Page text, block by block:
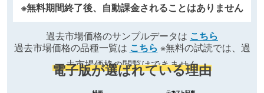
※無料期間終了後、自動課金されることはありません
過去市場価格のサンプルデータは こちら
過去市場価格の品種一覧は こちら ※無料の試読では、過
去市場価格の閲覧はできません
電子版が選ばれている理由